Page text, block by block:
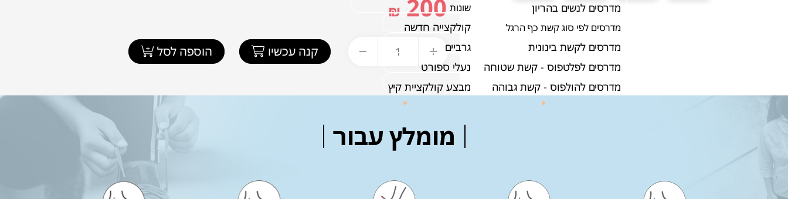
מדרסים לנשים בהריון
מדרסים לפי סוג קשת כף הרגל
מדרסים לקשת בינונית
מדרסים לפלטפוס - קשת שטוחה
מדרסים להולפוס - קשת גבוהה
שונות
קולקצייה חדשה
גרביים
נעלי ספורט
מבצע קולקציית קיץ
200
₪
קנה עכשיו הוספה לסל
מומלץ עבור